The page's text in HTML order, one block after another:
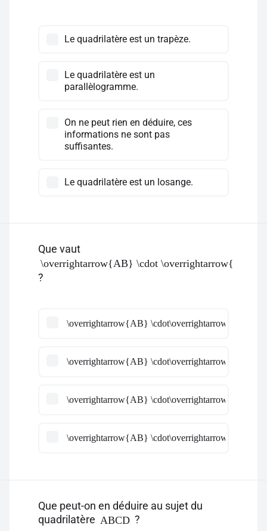
Le quadrilatère est un trapèze.
Le quadrilatère est un
parallèlogramme.
On ne peut rien en déduire, ces
informations ne sont pas
suffisantes.
Le quadrilatère est un losange.
Que vaut
\overrightarrow{AB} \cdot \overrightarrow{BC}
?
\overrightarrow{AB} \cdot\overrightarrow{BC} = -
\overrightarrow{AB} \cdot\overrightarrow{BC} =
\overrightarrow{AB} \cdot\overrightarrow{BC} = 0
\overrightarrow{AB} \cdot\overrightarrow{BC} = 1
Que peut-on en déduire au sujet du
quadrilatère ABCD ?